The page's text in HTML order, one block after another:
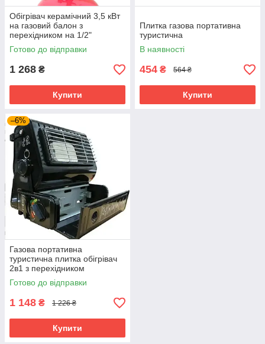
Обігрівач керамічний 3,5 кВт
на газовий балон з
перехідником на 1/2"
Готово до відправки
1 268 ₴
Купити
Плитка газова портативна
туристична
В наявності
454 ₴ 564 ₴
Купити
–6%
Газова портативна
туристична плитка обігрівач
2в1 з перехідником
Готово до відправки
1 148 ₴ 1 226 ₴
Купити